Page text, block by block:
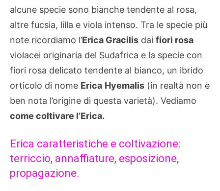
alcune specie sono bianche tendente al rosa,
altre fucsia, lilla e viola intenso. Tra le specie più
note ricordiamo l’Erica Gracilis dai fiori rosa
violacei originaria del Sudafrica e la specie con
fiori rosa delicato tendente al bianco, un ibrido
orticolo di nome Erica Hyemalis (in realtà non è
ben nota l’origine di questa varietà). Vediamo
come coltivare l’Erica.
Erica caratteristiche e coltivazione:
terriccio, annaffiature, esposizione,
propagazione.